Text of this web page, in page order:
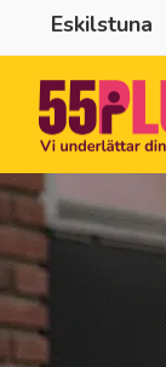
Eskilstuna